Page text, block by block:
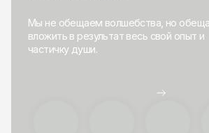
Мы не обещаем волшебства, но
вложить в результат весь свой опыт и
частичку души.